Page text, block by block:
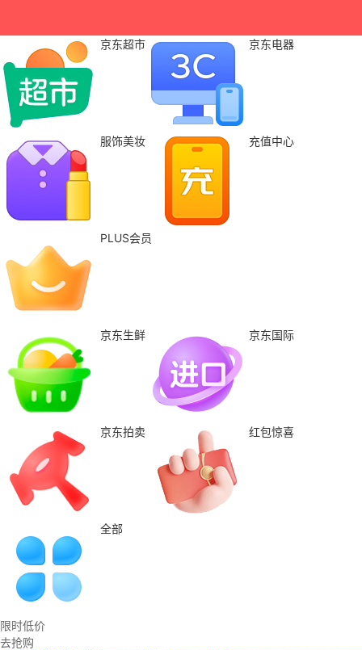
京东超市 京东电器
服饰美妆 充值中心
PLUS会员
京东生鲜 京东国际
京东拍卖 红包惊喜
全部
限时低价
去抢购